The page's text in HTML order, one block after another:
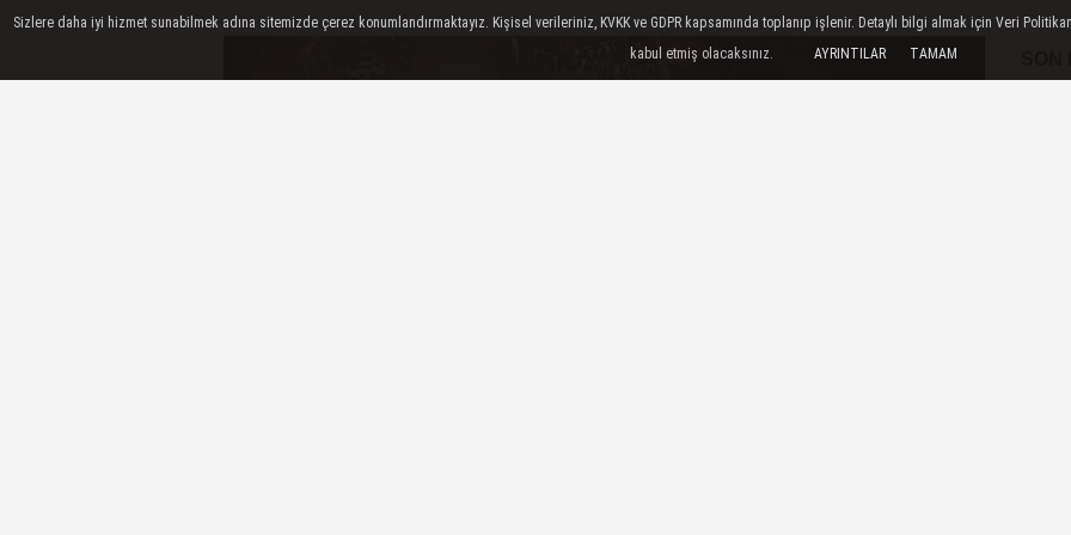
Sizlere daha iyi hizmet sunabilmek adına sitemizde çerez konumlandırmaktayız. Kişisel verileriniz, KVKK ve GDPR kapsamında toplanıp işlenir. Detaylı bilgi almak için Veri
kabul etmiş olacaksınız.
AYRINTILAR TAMAM